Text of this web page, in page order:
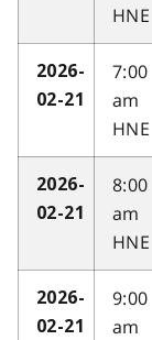
HNE
2026-
02-21
7:00
am
HNE
2026-
02-21
8:00
am
HNE
2026-
02-21
9:00
am